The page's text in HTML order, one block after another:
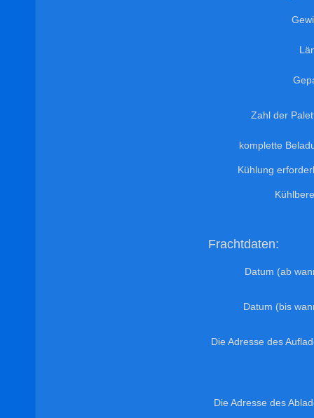
Zahl der
komplette
Kühlung
Frachtdaten:
Datum (ab
Datum (bis
Die Adresse des
Die Adresse des